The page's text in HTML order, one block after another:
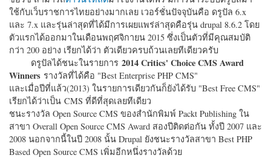
ใช้กับเว็บราชการไทยอย่างมากเลย เวอร์ชั่นปัจจุบันคือ ดรูปัล 6.x
และ 7.x และรุ่นล่าสุดที่ได้มีการเผยแพร่ล่าสุดคือรุ่น drupal 8.6.2 โดย
ตัวแรกได้ออกมาในเดือนพฤศจิกายน 2015 ซึ่งเป็นตัวที่มีคุณสมบัติ
กว่า 200 อย่าง เรียกได้ว่า ตัวเดียวครบถ้วนเลยทีเดียวครับ
ดรูปัลได้ชนะในรายการ 2014 Critics' Choice CMS Award
Winners รางวัลที่ได้คือ "Best Enterprise PHP CMS"
และเมื่อปีที่แล้ว(2013) ในรายการเดียวกันก็ยังได้รับ "Best Free CMS"
เรียกได้ว่าเป็น CMS ที่ดีที่สุดเลยทีเดียว
ชนะรางวัล Open Source CMS ของสำนักพิมพ์ Packt Publishing ใน
สาขา Overall Open Source CMS Award สองปีติดต่อกัน ทั้งปี 2007 และ
2008 นอกจากนี้ในปี 2008 นั้น Drupal ยังชนะรางวัลสาขา Best PHP
Based Open Source CMS เพิ่มอีกหนึ่งรางวัลด้วย